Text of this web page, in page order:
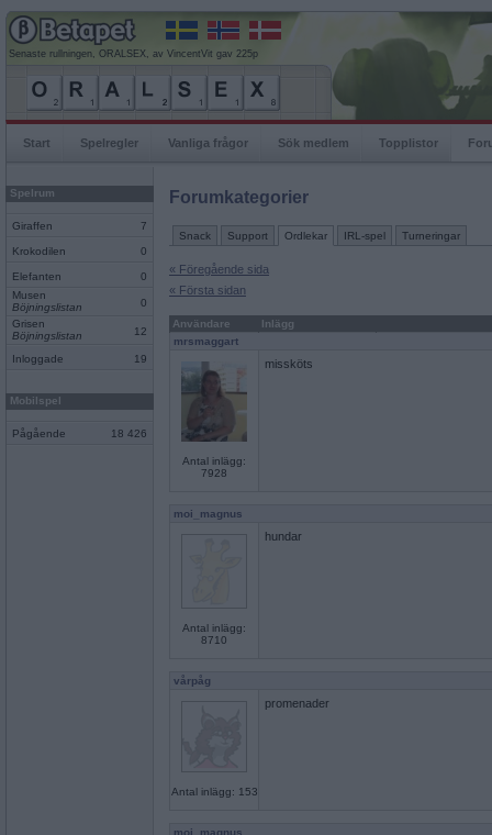
Senaste rullningen, ORALSEX, av VincentVit gav 225p
Start Spelregler Vanliga frågor Sök medlem Topplistor
Spelrum
Giraffen 7
Krokodilen 0
Elefanten
0
Musen
Böjningslistan
0
Grisen
Böjningslistan
12
Inloggade 19
Mobilspel
Pågående 18 426
Forumkategorier
Snack Support Ordlekar IRL-spel Turneringar
« Föregående sida
« Första sidan
Användare
Inlägg
mrsmaggart
Antal inlägg:
7928
missköts
moi_magnus
Antal inlägg:
8710
hundar
vårpåg
Antal inlägg: 153
promenader
moi_magnus